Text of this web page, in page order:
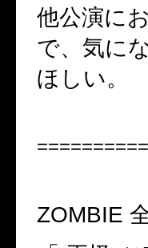
他公演に
で、気に
ほしい。
ZOMBIE